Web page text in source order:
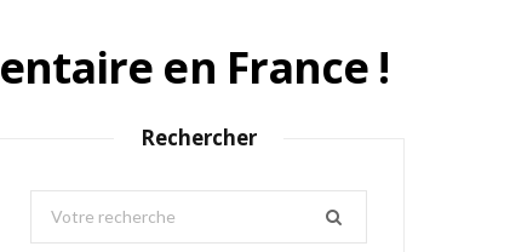
en France !
Rechercher